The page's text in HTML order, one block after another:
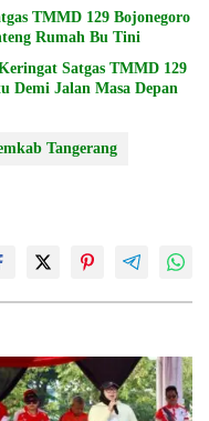
TMMD 129 Bojonegoro
Rumah Bu Tini
Satgas TMMD 129
Demi Jalan Masa Depan
Tangerang